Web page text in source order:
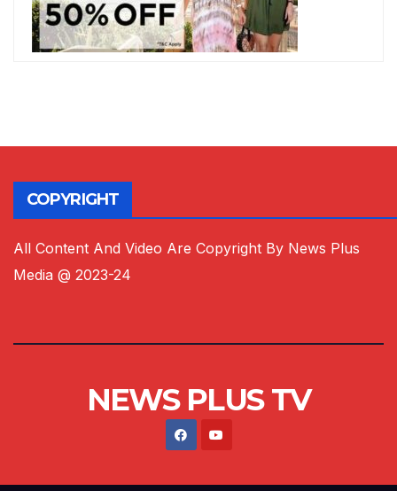
COPYRIGHT
All Content And Video Are Copyright By News Plus
Media @ 2023-24
NEWS PLUS TV